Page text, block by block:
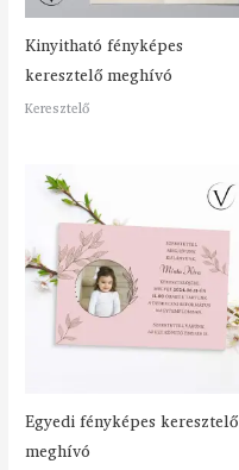
Kinyitható fényképes
keresztelő meghívó
Keresztelő
Egyedi fényképes keresztelő
meghívó